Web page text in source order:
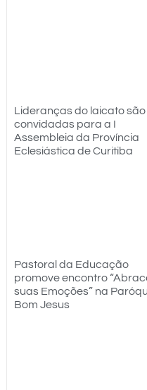
Lideranças do laicato são
convidadas para a I
Assembleia da Província
Eclesiástica de Curitiba
Pastoral da Educação
promove encontro
suas Emoções” na
Bom Jesus